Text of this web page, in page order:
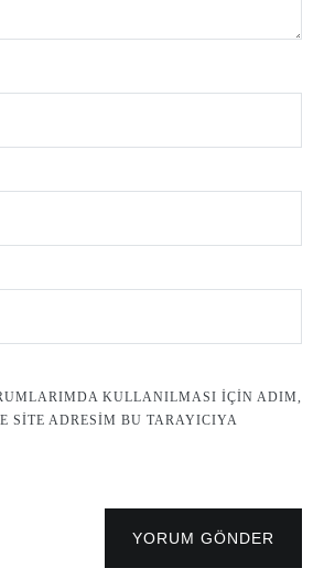
KULLANILMASI IÇIN ADIM,
SITE ADRESIM BU TARAYICIYA
YORUM GÖNDER